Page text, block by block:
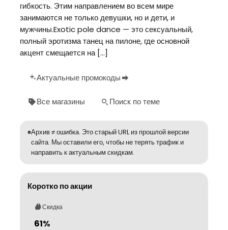
гибкость. Этим направлением во всем мире
занимаются не только девушки, но и дети, и
мужчины.Exotic pole dance — это сексуальный,
полный эротизма танец на пилоне, где основной
акцент смещается на […]
Актуальные промокоды
Все магазины Поиск по теме
Архив ≠ ошибка. Это старый URL из прошлой версии
сайта. Мы оставили его, чтобы не терять трафик и
направить к актуальным скидкам.
Коротко по акции
Скидка
61%